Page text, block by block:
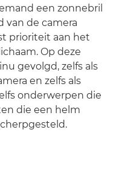
een zonnebril
van de camera
prioriteit aan het
Op deze
gevolgd, zelfs als
en zelfs als
onderwerpen die
die een helm